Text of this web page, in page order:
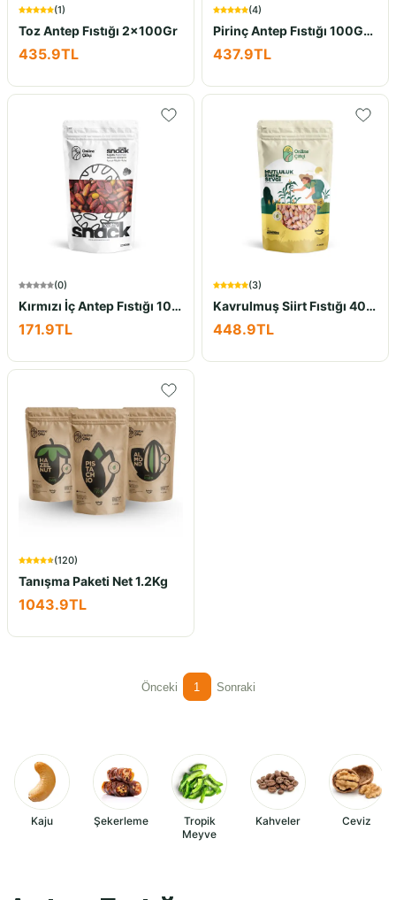
(1)
Toz Antep Fıstığı 2x100Gr
435.9TL
(4)
Pirinç Antep Fıstığı 100Gr ve Toz Antep Fıstığı 100Gr İkili Set
437.9TL
(0)
Kırmızı İç Antep Fıstığı 100Gr
171.9TL
(3)
Kavrulmuş Siirt Fıstığı 400Gr
448.9TL
(120)
Tanışma Paketi Net 1.2Kg
1043.9TL
Önceki 1 Sonraki
Kaju Şekerleme
Tropik
Meyve
Kahveler Ceviz